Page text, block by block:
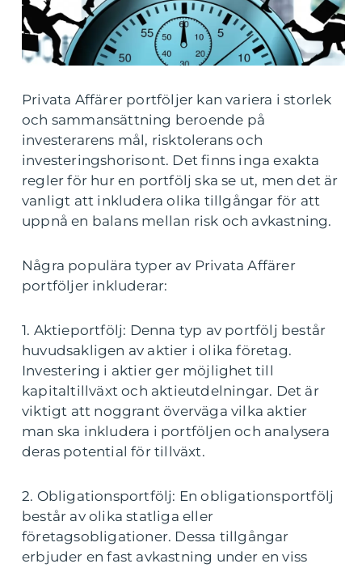
Privata Affärer portföljer kan variera i storlek
och sammansättning beroende på
investerarens mål, risktolerans och
investeringshorisont. Det finns inga exakta
regler för hur en portfölj ska se ut, men det är
vanligt att inkludera olika tillgångar för att
uppnå en balans mellan risk och avkastning.
Några populära typer av Privata Affärer
portföljer inkluderar:
1. Aktieportfölj: Denna typ av portfölj består
huvudsakligen av aktier i olika företag.
Investering i aktier ger möjlighet till
kapitaltillväxt och aktieutdelningar. Det är
viktigt att noggrant överväga vilka aktier
man ska inkludera i portföljen och analysera
deras potential för tillväxt.
2. Obligationsportfölj: En obligationsportfölj
består av olika statliga eller
företagsobligationer. Dessa tillgångar
erbjuder en fast avkastning under en viss